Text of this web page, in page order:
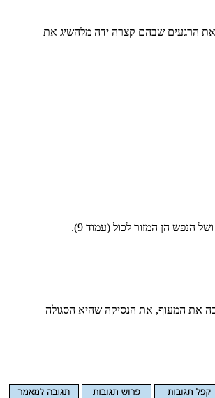
את הרגעים שבהם קצרה ידה מלהשיג את
הן המזור לכול (עמוד 9).
את המעוף, את הנסיקה שהיא הסגולה